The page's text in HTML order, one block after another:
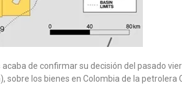
acaba de confirmar su decisión del pasado
los bienes en Colombia de la petrolera